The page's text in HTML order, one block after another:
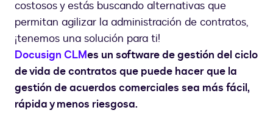
costosos y estás buscando alternativas que
permitan agilizar la administración de contratos,
¡tenemos una solución para ti!
Docusign CLMes un software de gestión del ciclo
de vida de contratos que puede hacer que la
gestión de acuerdos comerciales sea más fácil,
rápida y menos riesgosa.